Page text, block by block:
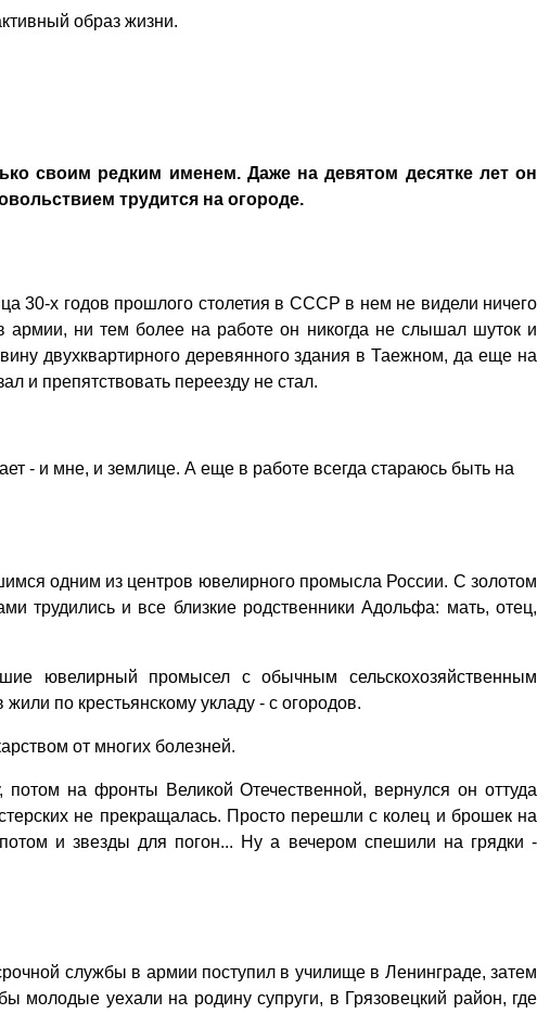
образ жизни.
своим редким именем. Даже на девятом десятке лет он
трудится на огороде.
30-х годов прошлого столетия в СССР в нем не видели ничего
ни тем более на работе он никогда не слышал шуток и
двухквартирного деревянного здания в Таежном, да еще на
и препятствовать переезду не стал.
- и мне, и землице. А еще в работе всегда стараюсь быть на
одним из центров ювелирного промысла России. С золотом
трудились и все близкие родственники Адольфа: мать, отец,
ювелирный промысел с обычным сельскохозяйственным
по крестьянскому укладу - с огородов.
от многих болезней.
на фронты Великой Отечественной, вернулся он оттуда
не прекращалась. Просто перешли с колец и брошек на
и звезды для погон... Ну а вечером спешили на грядки -
службы в армии поступил в училище в Ленинграде, затем
молодые уехали на родину супруги, в Грязовецкий район, где